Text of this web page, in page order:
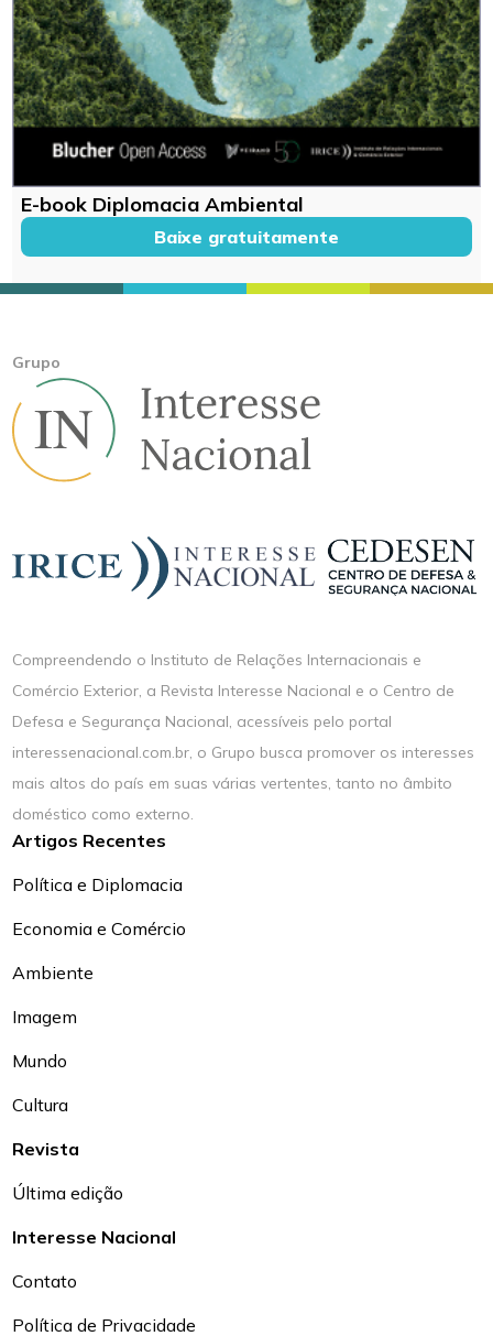
E-book Diplomacia Ambiental
Baixe gratuitamente
Grupo
Compreendendo o Instituto de Relações Internacionais e
Comércio Exterior, a Revista Interesse Nacional e o Centro de
Defesa e Segurança Nacional, acessíveis pelo portal
interessenacional.com.br, o Grupo busca promover os interesses
mais altos do país em suas várias vertentes, tanto no âmbito
doméstico como externo.
Artigos Recentes
Política e Diplomacia
Economia e Comércio
Ambiente
Imagem
Mundo
Cultura
Revista
Última edição
Interesse Nacional
Contato
Política de Privacidade